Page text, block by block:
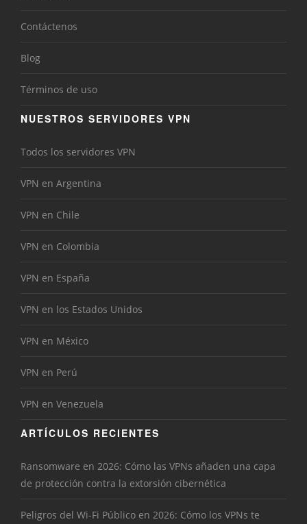
Contáctenos
Blog
Términos de uso
NUESTROS SERVIDORES VPN
Todos los servidores VPN
VPN en Argentina
VPN en Chile
VPN en Colombia
VPN en España
VPN en los Estados Unidos
VPN en México
VPN en Perú
VPN en Venezuela
ARTÍCULOS RECIENTES
Ransomware en 2026: Cómo las VPNs añaden una capa
de protección contra la extorsión cibernética
Peligros del Wi-Fi Público en 2026: Cómo los VPNs te